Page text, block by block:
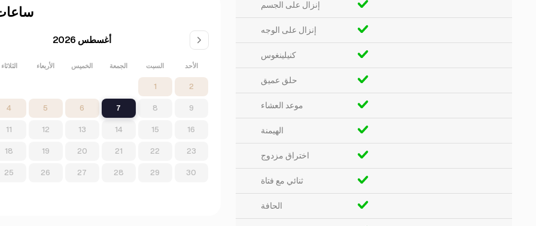
أغسطس 2026
الثلاثاء الأربعاء الخميس الجمعة السبت الأحد
1 2
4 5 6 7 8 9
11 12 13 14 15 16
18 19 20 21 22 23
25 26 27 28 29 30
إنزال على الجسم
إنزال على الوجه
كنيلينغوس
حلق عميق
موعد العشاء
الهيمنة
اختراق مزدوج
ثنائي مع فتاة
الحافة